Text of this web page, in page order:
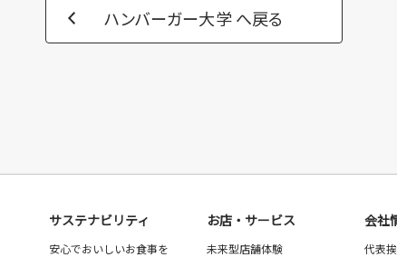
ハンバーガー大学 へ戻る
サステナビリティ
安心でおいしいお食事を
お店・サービス
未来型店舗体験
会社
代表